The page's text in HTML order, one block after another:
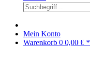
Mein Konto
Warenkorb 0 0,00 € *